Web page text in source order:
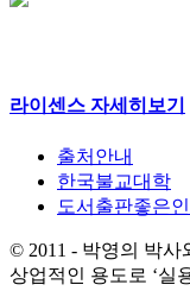
라이센스 자세히보기
출처안내
한국불교대학
도서출판좋은
© 2011 - 박영의 박
상업적인 용도로 ‘실